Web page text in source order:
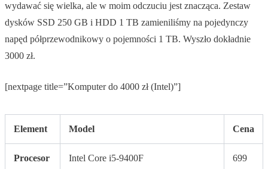
wydawać się wielka, ale w moim odczuciu jest znacząca. Zestaw
dysków SSD 250 GB i HDD 1 TB zamieniliśmy na pojedynczy
napęd półprzewodnikowy o pojemności 1 TB. Wyszło dokładnie
3000 zł.
[nextpage title=”Komputer do 4000 zł (Intel)”]
Element Model Cena
Procesor Intel Core i5-9400F 699